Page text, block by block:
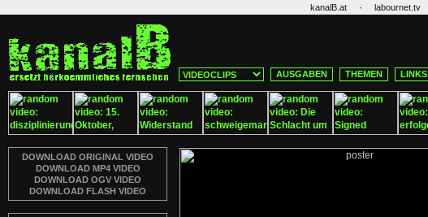
kanalB.at · labournet.tv
AUSGABEN THEMEN LINKS
DOWNLOAD ORIGINAL VIDEO
DOWNLOAD MP4 VIDEO
DOWNLOAD OGV VIDEO
DOWNLOAD FLASH VIDEO